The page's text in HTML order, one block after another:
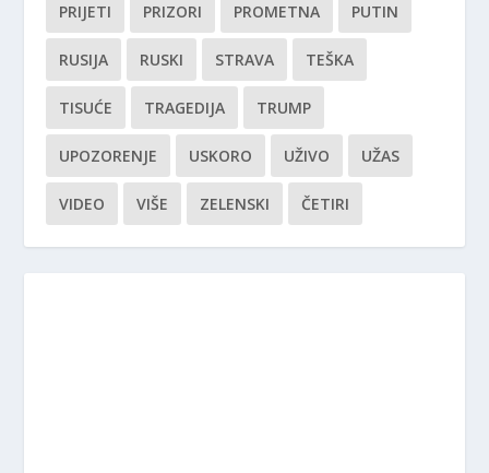
PRIJETI PRIZORI PROMETNA PUTIN
RUSIJA RUSKI STRAVA TEŠKA
TISUĆE TRAGEDIJA TRUMP
UPOZORENJE USKORO UŽIVO UŽAS
VIDEO VIŠE ZELENSKI ČETIRI